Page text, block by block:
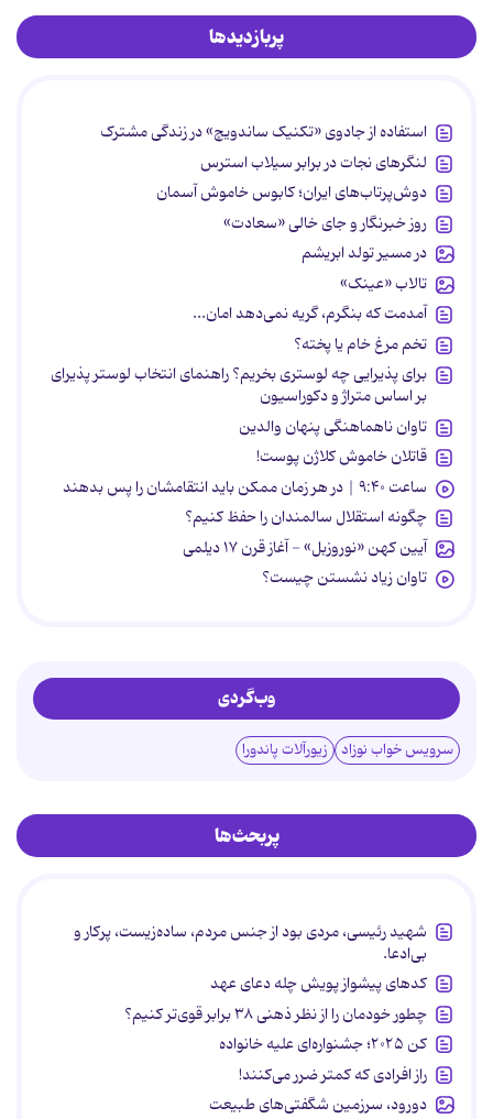
پربازدیدها
استفاده از جادوی «تکنیک ساندویچ» در زندگی مشترک
لنگرهای نجات در برابر سیلاب استرس
دوش‌پرتاب‌های ایران؛ کابوس خاموش آسمان
روز خبرنگار و جای خالی «سعادت»
در مسیر تولد ابریشم
تالاب «عینک»
آمدمت که بنگرم، گریه نمی‌دهد امان...
تخم مرغ خام یا پخته؟
برای پذیرایی چه لوستری بخریم؟ راهنمای انتخاب لوستر پذیرای
بر اساس متراژ و دکوراسیون
تاوان ناهماهنگی پنهان والدین
قاتلان خاموش کلاژن پوست!
ساعت ۹:۴۰ | در هر زمان ممکن باید انتقامشان را پس بدهند
چگونه استقلال سالمندان را حفظ کنیم؟
آیین کهن «نوروزبل» - آغاز قرن ۱۷ دیلمی
تاوان زیاد نشستن چیست؟
وب‌گردی
سرویس خواب نوزاد زیورآلات پاندورا
پربحث‌ها
شهید رئیسی، مردی بود از جنس مردم، ساده‌زیست، پرکار و
بی‌ادعا.
کدهای پیشواز پویش چله دعای عهد
چطور خودمان را از نظر ذهنی ۳۸ برابر قوی‌تر کنیم؟
کن ۲۰۲۵؛ جشنواره‌ای علیه خانواده
راز افرادی که کمتر ضرر می‌کنند!
دورود، سرزمین شگفتی‌های طبیعت